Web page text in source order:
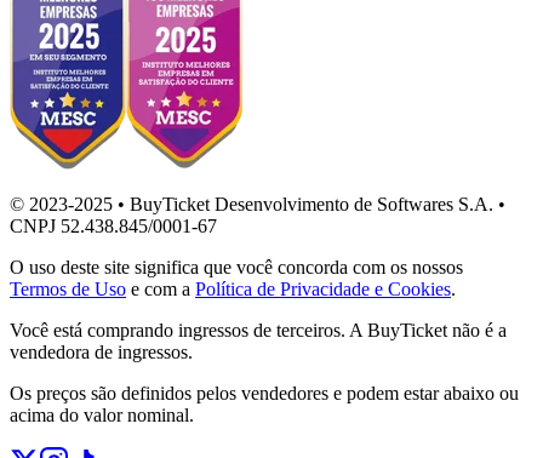
© 2023-2025 • BuyTicket Desenvolvimento de Softwares S.A. •
CNPJ 52.438.845/0001-67
O uso deste site significa que você concorda com os nossos
Termos de Uso e com a Política de Privacidade e Cookies.
Você está comprando ingressos de terceiros. A BuyTicket não é a
vendedora de ingressos.
Os preços são definidos pelos vendedores e podem estar abaixo ou
acima do valor nominal.